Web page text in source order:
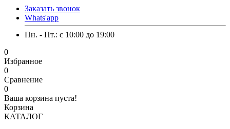
Заказать звонок
Whats'app
Пн. - Пт.: c 10:00 до 19:00
0
Избранное
0
Сравнение
0
Ваша корзина пуста!
Корзина
КАТАЛОГ